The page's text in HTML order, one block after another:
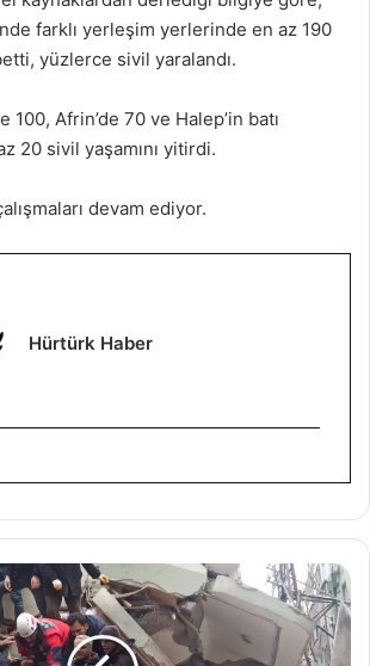
farklı yerleşim yerlerinde en az 190
yüzlerce sivil yaralandı.
100, Afrin’de 70 ve Halep’in batı
20 sivil yaşamını yitirdi.
devam ediyor.
Hürtürk Haber